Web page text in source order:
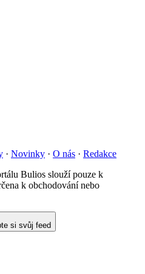
· Novinky · O nás · Redakce
Bulios slouží pouze k
k obchodování nebo
si svůj feed